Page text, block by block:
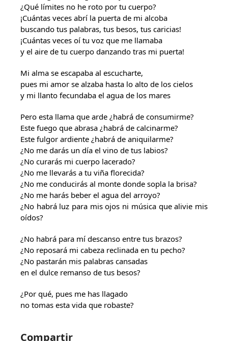
¿Qué límites no he roto por tu cuerpo?
¡Cuántas veces abrí la puerta de mi alcoba
buscando tus palabras, tus besos, tus caricias!
¡Cuántas veces oí tu voz que me llamaba
y el aire de tu cuerpo danzando tras mi puerta!
Mi alma se escapaba al escucharte,
pues mi amor se alzaba hasta lo alto de los cielos
y mi llanto fecundaba el agua de los mares
Pero esta llama que arde ¿habrá de consumirme?
Este fuego que abrasa ¿habrá de calcinarme?
Este fulgor ardiente ¿habrá de aniquilarme?
¿No me darás un día el vino de tus labios?
¿No curarás mi cuerpo lacerado?
¿No me llevarás a tu viña florecida?
¿No me conducirás al monte donde sopla la brisa?
¿No me harás beber el agua del arroyo?
¿No habrá luz para mis ojos ni música que alivie mis
oídos?
¿No habrá para mí descanso entre tus brazos?
¿No reposará mi cabeza reclinada en tu pecho?
¿No pastarán mis palabras cansadas
en el dulce remanso de tus besos?
¿Por qué, pues me has llagado
no tomas esta vida que robaste?
Compartir